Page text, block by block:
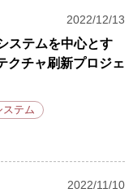
2022/12/13
ステムを中心とす
クチャ刷新プロジェ
ステム
2022/11/10